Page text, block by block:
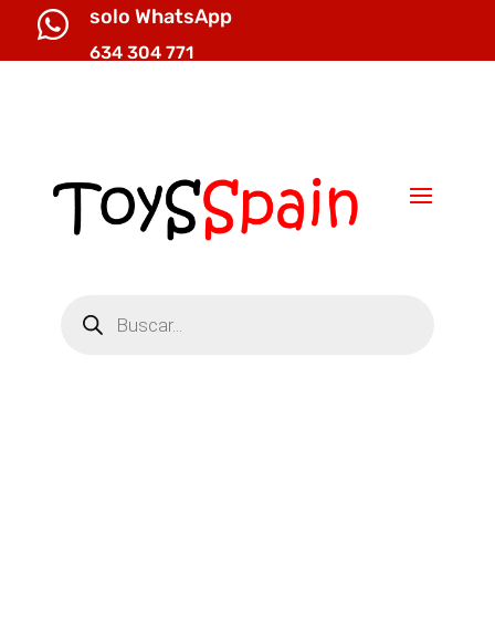
 solo WhatsApp
634 304 771
productos